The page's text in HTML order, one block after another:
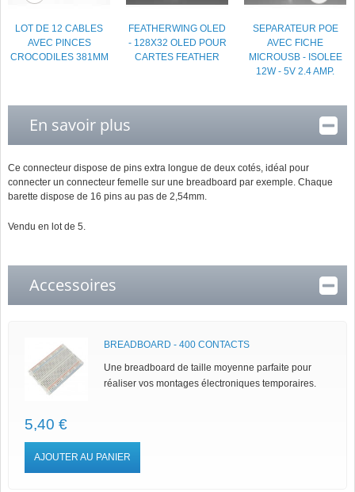
LOT DE 12 CABLES
AVEC PINCES
CROCODILES 381MM
FEATHERWING OLED
- 128X32 OLED POUR
CARTES FEATHER
SEPARATEUR POE
AVEC FICHE
MICROUSB - ISOLEE
12W - 5V 2.4 AMP.
En savoir plus
Ce connecteur dispose de pins extra longue de deux cotés, idéal pour
connecter un connecteur femelle sur une breadboard par exemple. Chaque
barette dispose de 16 pins au pas de 2,54mm.
Vendu en lot de 5.
Accessoires
BREADBOARD - 400 CONTACTS
Une breadboard de taille moyenne parfaite pour
réaliser vos montages électroniques temporaires.
5,40 €
AJOUTER AU PANIER